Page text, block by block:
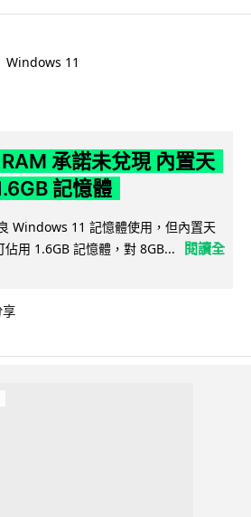
Windows 11
承諾未兌現 內置天
記憶體
Windows 11 記憶體使用，但內置天
用 1.6GB 記憶體，對 8GB...
閱讀全